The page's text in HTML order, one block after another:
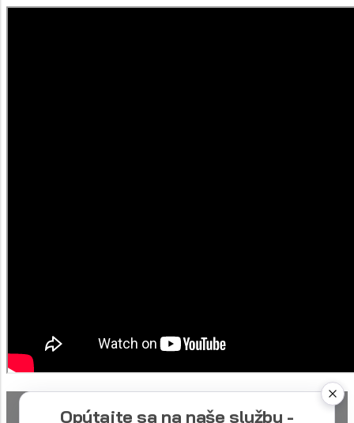
Opýtajte sa na naše služby -